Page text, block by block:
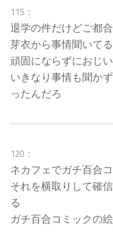
115：
退学の件だけどご都
芽衣から事情聞いて
頑固にならずにおじ
いきなり事情も聞か
ったんだろ
120：
ネカフェでガチ百合
それを横取りして確
る
ガチ百合コミックの